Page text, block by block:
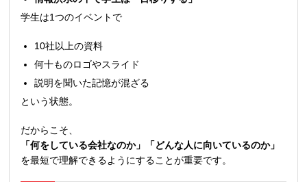
学生は1つのイベントで
10社以上の資料
何十ものロゴやスライド
説明を聞いた記憶が混ざる
という状態。
だからこそ、
「何をしている会社なのか」「どんな人に向いているのか」
を最短で理解できるようにすることが重要です。